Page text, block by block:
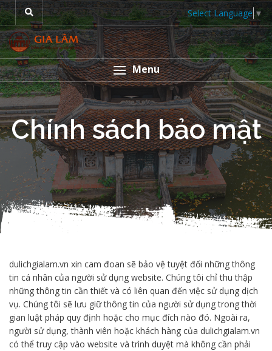
Select Language ▼
Menu
Chính sách bảo mật
dulichgialam.vn xin cam đoan sẽ bảo vệ tuyệt đối những thông
tin cá nhân của người sử dụng website. Chúng tôi chỉ thu thập
những thông tin cần thiết và có liên quan đến việc sử dụng dịch
vụ. Chúng tôi sẽ lưu giữ thông tin của người sử dụng trong thời
gian luật pháp quy định hoặc cho mục đích nào đó. Ngoài ra,
người sử dụng, thành viên hoặc khách hàng của dulichgialam.vn
có thể truy cập vào website và trình duyệt mà không cần phải